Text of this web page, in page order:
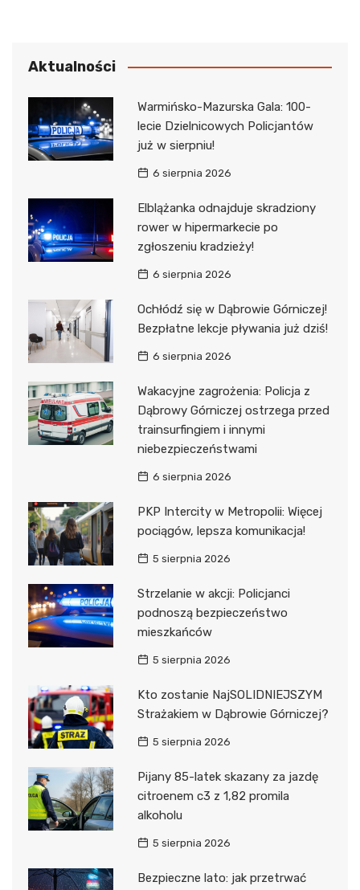
Aktualności
Warmińsko-Mazurska Gala: 100-
lecie Dzielnicowych Policjantów
już w sierpniu!
6 sierpnia 2026
Elblążanka odnajduje skradziony
rower w hipermarkecie po
zgłoszeniu kradzieży!
6 sierpnia 2026
Ochłódź się w Dąbrowie Górniczej!
Bezpłatne lekcje pływania już dziś!
6 sierpnia 2026
Wakacyjne zagrożenia: Policja z
Dąbrowy Górniczej ostrzega przed
trainsurfingiem i innymi
niebezpieczeństwami
6 sierpnia 2026
PKP Intercity w Metropolii: Więcej
pociągów, lepsza komunikacja!
5 sierpnia 2026
Strzelanie w akcji: Policjanci
podnoszą bezpieczeństwo
mieszkańców
5 sierpnia 2026
Kto zostanie NajSOLIDNIEJSZYM
Strażakiem w Dąbrowie Górniczej?
5 sierpnia 2026
Pijany 85-latek skazany za jazdę
citroenem c3 z 1,82 promila
alkoholu
5 sierpnia 2026
Bezpieczne lato: jak przetrwać